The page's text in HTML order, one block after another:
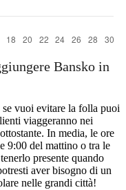
Bansko in
vuoi evitare la folla puoi
viaggeranno nei
In media, le ore
9:00 del mattino o tra le
presente quando
aver bisogno di un
nelle grandi città!